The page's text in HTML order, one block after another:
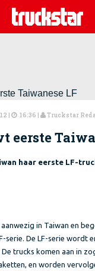
|  16:36 | Truckstar
eerste
haar eerste LF-
aanwezig in Taiwan en
serie. De LF-serie wordt
trucks komen aan in
en worden